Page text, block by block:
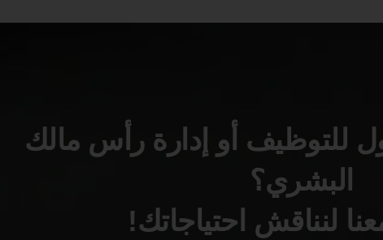
للتوظيف أو إدارة رأس مالك
البشري؟
لنناقش احتياجاتك!